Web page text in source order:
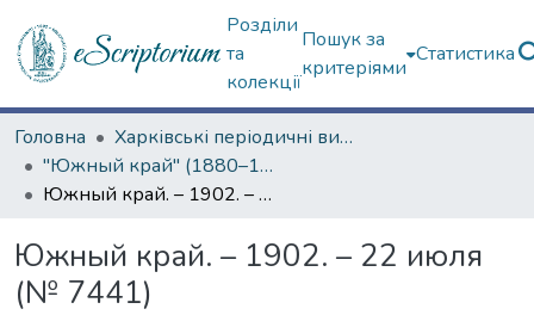
Розділи
та
колекції
Пошук за
критеріями
Статистика
Головна
Харківські періодичні видання
"Южный край" (1880–1919 гг.)
Южный край. – 1902. – 22 июля (№ 7441)
Южный край. – 1902. – 22 июля
(№ 7441)